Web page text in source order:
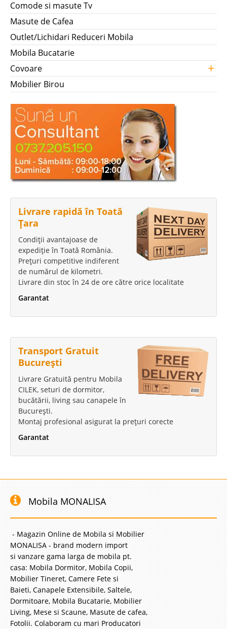
Comode si masute Tv
Masute de Cafea
Outlet/Lichidari Reduceri Mobila
Mobila Bucatarie
Covoare
+
Mobilier Birou
Livrare rapidă în Toată
Țara
Condiții avantajoase de
expediție în Toată România.
Prețuri competitive indiferent
de numărul de kilometri.
Livrare din stoc în 24 de ore către orice localitate
Garantat
Transport Gratuit
București
Livrare Gratuită pentru Mobila
CILEK, seturi de dormitor,
bucătării, living sau canapele în
București.
Montaj profesional asigurat la prețuri corecte
Garantat
Mobila MONALISA
- Magazin Online de Mobila si Mobilier
MONALISA - brand modern import
si vanzare gama larga de mobila pt.
casa: Mobila Dormitor, Mobila Copii,
Mobilier Tineret, Camere Fete si
Baieti, Canapele Extensibile, Saltele,
Dormitoare, Mobila Bucatarie, Mobilier
Living, Mese si Scaune, Masute de cafea,
Fotolii. Colaboram cu mari Producatori